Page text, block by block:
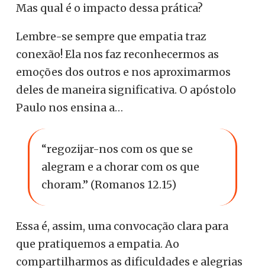
Mas qual é o impacto dessa prática?
Lembre-se sempre que empatia traz
conexão! Ela nos faz reconhecermos as
emoções dos outros e nos aproximarmos
deles de maneira significativa. O apóstolo
Paulo nos ensina a…
“regozijar-nos com os que se
alegram e a chorar com os que
choram.” (Romanos 12.15)
Essa é, assim, uma convocação clara para
que pratiquemos a empatia. Ao
compartilharmos as dificuldades e alegrias